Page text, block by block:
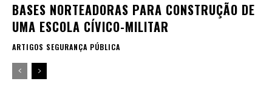
BASES NORTEADORAS PARA CONSTRUÇÃO DE
UMA ESCOLA CÍVICO-MILITAR
ARTIGOS SEGURANÇA PÚBLICA